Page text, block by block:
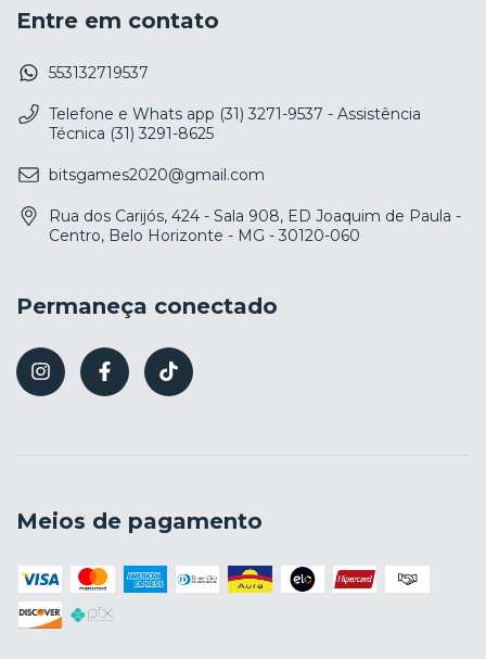
Entre em contato
553132719537
Telefone e Whats app (31) 3271-9537 - Assistência
Técnica (31) 3291-8625
bitsgames2020@gmail.com
Rua dos Carijós, 424 - Sala 908, ED Joaquim de Paula -
Centro, Belo Horizonte - MG - 30120-060
Permaneça conectado
Meios de pagamento